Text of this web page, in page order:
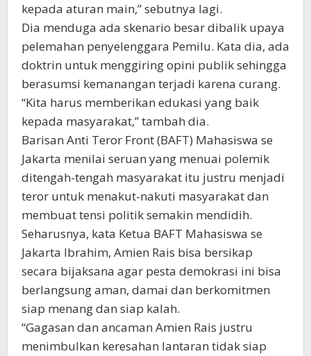
kepada aturan main,” sebutnya lagi.
Dia menduga ada skenario besar dibalik upaya
pelemahan penyelenggara Pemilu. Kata dia, ada
doktrin untuk menggiring opini publik sehingga
berasumsi kemanangan terjadi karena curang.
“Kita harus memberikan edukasi yang baik
kepada masyarakat,” tambah dia.
Barisan Anti Teror Front (BAFT) Mahasiswa se
Jakarta menilai seruan yang menuai polemik
ditengah-tengah masyarakat itu justru menjadi
teror untuk menakut-nakuti masyarakat dan
membuat tensi politik semakin mendidih.
Seharusnya, kata Ketua BAFT Mahasiswa se
Jakarta Ibrahim, Amien Rais bisa bersikap
secara bijaksana agar pesta demokrasi ini bisa
berlangsung aman, damai dan berkomitmen
siap menang dan siap kalah.
“Gagasan dan ancaman Amien Rais justru
menimbulkan keresahan lantaran tidak siap